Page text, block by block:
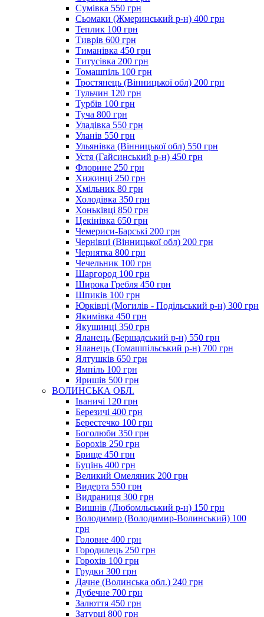
Сумівка 550 грн
Сьомаки (Жмеринський р-н) 400 грн
Теплик 100 грн
Тиврів 600 грн
Тиманівка 450 грн
Титусівка 200 грн
Томашпіль 100 грн
Тростянець (Вінницької обл) 200 грн
Тульчин 120 грн
Турбів 100 грн
Туча 800 грн
Уладівка 550 грн
Уланів 550 грн
Ульянівка (Вінницької обл) 550 грн
Устя (Гайсинський р-н) 450 грн
Флорине 250 грн
Хижинці 250 грн
Хмільник 80 грн
Холодівка 350 грн
Хоньківці 850 грн
Цекінівка 650 грн
Чемериси-Барські 200 грн
Чернівці (Вінницької обл) 200 грн
Чернятка 800 грн
Чечельник 100 грн
Шаргород 100 грн
Широка Гребля 450 грн
Шпиків 100 грн
Юрківці (Могилів - Подільський р-н) 300 грн
Якимівка 450 грн
Якушинці 350 грн
Яланець (Бершадський р-н) 550 грн
Яланець (Томашпільський р-н) 700 грн
Ялтушків 650 грн
Ямпіль 100 грн
Яришів 500 грн
ВОЛИНСЬКА ОБЛ.
Іваничі 120 грн
Березичі 400 грн
Берестечко 100 грн
Боголюби 350 грн
Борохів 250 грн
Брище 450 грн
Буцінь 400 грн
Великий Омеляник 200 грн
Видерта 550 грн
Видраниця 300 грн
Вишнів (Любомльський р-н) 150 грн
Володимир (Володимир-Волинський) 100
грн
Головне 400 грн
Городилець 250 грн
Горохів 100 грн
Грудки 300 грн
Дачне (Волинська обл.) 240 грн
Дубечне 700 грн
Залюття 450 грн
Затурці 800 грн